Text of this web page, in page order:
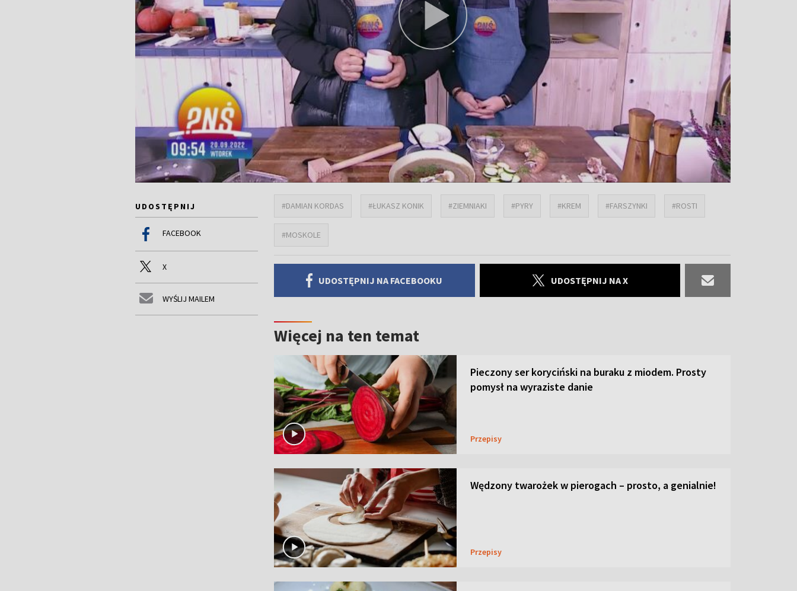
UDOSTĘPNIJ
FACEBOOK
X
WYŚLIJ MAILEM
#DAMIAN KORDAS #ŁUKASZ KONIK #ZIEMNIAKI #PYRY #KREM #FARSZYNKI #ROSTI
#MOSKOLE
UDOSTĘPNIJ NA FACEBOOKU UDOSTĘPNIJ NA X
Więcej na ten temat
Pieczony ser koryciński na buraku z miodem. Prosty
pomysł na wyraziste danie
Przepisy
Wędzony twarożek w pierogach – prosto, a genialnie!
Przepisy